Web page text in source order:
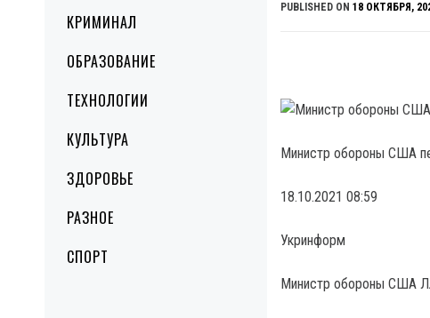
КРИМИНАЛ
ОБРАЗОВАНИЕ
ТЕХНОЛОГИИ
КУЛЬТУРА
ЗДОРОВЬЕ
РАЗНОЕ
СПОРТ
PUBLISHED ON 18 ОКТЯБРЯ,
Министр обороны США
18.10.2021 08:59
Укринформ
Министр обороны США